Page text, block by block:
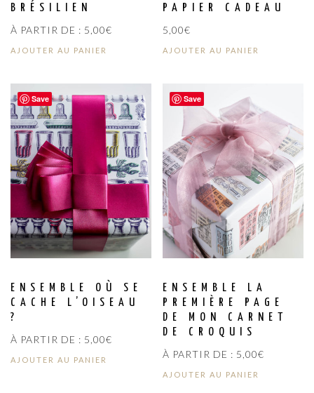
BRÉSILIEN
À PARTIR DE : 5,00€
AJOUTER AU PANIER
PAPIER CADEAU
5,00€
AJOUTER AU PANIER
Save
ENSEMBLE OÙ SE
CACHE L’OISEAU
?
À PARTIR DE : 5,00€
AJOUTER AU PANIER
Save
ENSEMBLE LA
PREMIÈRE PAGE
DE MON CARNET
DE CROQUIS
À PARTIR DE : 5,00€
AJOUTER AU PANIER